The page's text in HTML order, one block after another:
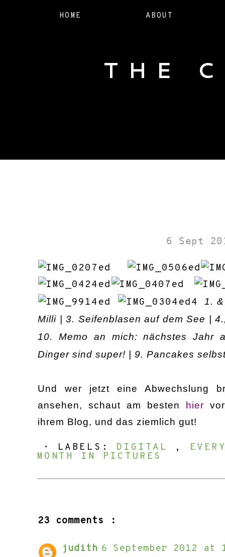
HOME ABOUT
THE
6 Sept
1.
Milli | 3. Seifenblasen auf dem See |
10. Memo an mich: nächstes Jahr
Dinger sind super! | 9. Pancakes
Und wer jetzt eine Abwechslung
ansehen, schaut am besten hier
ihrem Blog, und das ziemlich gut!
⋅ LABELS: DIGITAL ,
MONTH IN PICTURES
23 comments :
judith 6 September 2012 at